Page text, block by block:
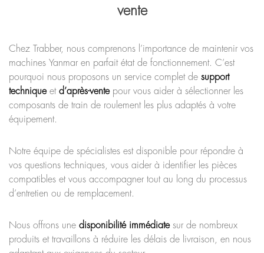
vente
Chez Trabber, nous comprenons l’importance de maintenir vos
machines Yanmar en parfait état de fonctionnement. C’est
pourquoi nous proposons un service complet de support
techniqueet d’après-ventepour vous aider à sélectionner les
composants de train de roulement les plus adaptés à votre
équipement.
Notre équipe de spécialistes est disponible pour répondre à
vos questions techniques, vous aider à identifier les pièces
compatibles et vous accompagner tout au long du processus
d’entretien ou de remplacement.
Nous offrons une disponibilité immédiatesur de nombreux
produits et travaillons à réduire les délais de livraison, en nous